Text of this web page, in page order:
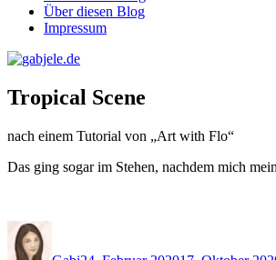
Über diesen Blog
Impressum
Tropical Scene
nach einem Tutorial von „Art with Flo“
Das ging sogar im Stehen, nachdem mich